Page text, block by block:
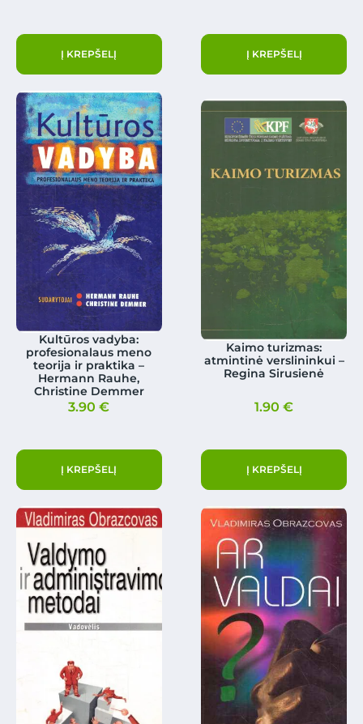
Į KREPŠELĮ Į KREPŠELĮ
Kultūros vadyba:
profesionalaus meno
teorija ir praktika –
Hermann Rauhe,
Christine Demmer
3.90€
Į KREPŠELĮ
Kaimo turizmas:
atmintinė verslininkui –
Regina Sirusienė
1.90€
Į KREPŠELĮ